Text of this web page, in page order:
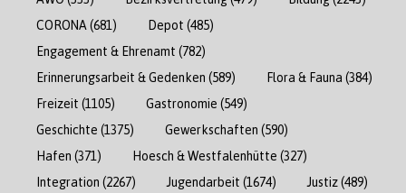
CORONA (681) Depot (485)
Engagement & Ehrenamt (782)
Erinnerungsarbeit & Gedenken (589) Flora & Fauna (384)
Freizeit (1105) Gastronomie (549)
Geschichte (1375) Gewerkschaften (590)
Hafen (371) Hoesch & Westfalenhütte (327)
Integration (2267) Jugendarbeit (1674) Justiz(489)